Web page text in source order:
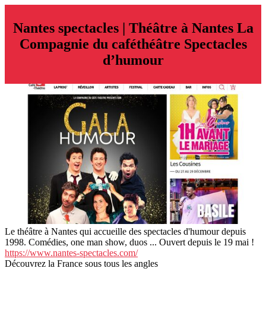
Nantes spectacles | Théâtre à Nantes La
Compagnie du caféthéâtre Spectacles
d’humour
Le théâtre à Nantes qui accueille des spectacles d'humour depuis
1998. Comédies, one man show, duos ... Ouvert depuis le 19 mai !
https://www.nantes-spectacles.com/
Découvrez la France sous tous les angles